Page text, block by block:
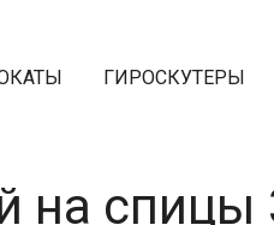
ГИРОСКУТЕРЫ
на спицы